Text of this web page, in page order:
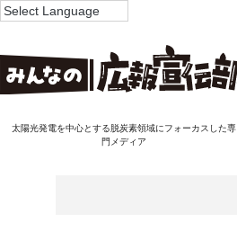
太陽光発電を中心とする脱炭素領域にフォーカスした専
門メディア